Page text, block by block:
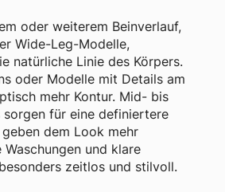
oder weiterem Beinverlauf,
Wide-Leg-Modelle,
natürliche Linie des Körpers.
oder Modelle mit Details am
mehr Kontur. Mid- bis
sorgen für eine definiertere
dem Look mehr
Waschungen und klare
zeitlos und stilvoll.